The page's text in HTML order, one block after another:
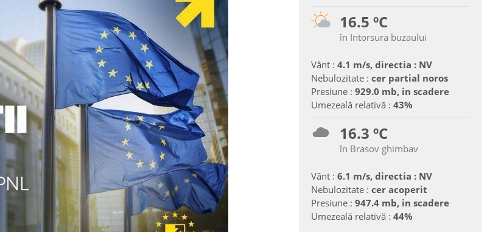
16.5 ºC
în Intorsura buzaului
Vânt : 4.1 m/s, directia : NV
Nebulozitate : cer partial noros
Presiune : 929.0 mb, in scadere
Umezeală relativă : 43%
16.3 ºC
în Brasov ghimbav
Vânt : 6.1 m/s, directia : NV
Nebulozitate : cer acoperit
Presiune : 947.4 mb, in scadere
Umezeală relativă : 44%